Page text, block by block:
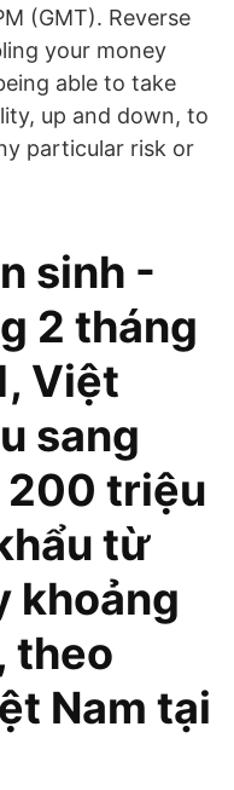
(GMT). Reverse
your money
able to take
up and down, to
particular risk or
sinh -
2 tháng
Việt
sang
200 triệu
từ
khoảng
theo
Nam tại